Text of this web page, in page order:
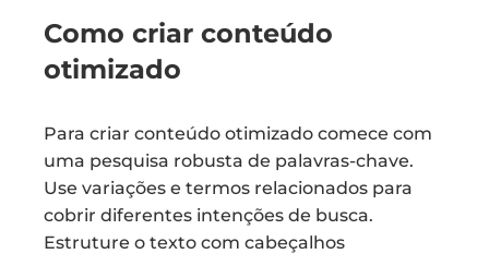
Como criar conteúdo
otimizado
Para criar conteúdo otimizado comece com
uma pesquisa robusta de palavras-chave.
Use variações e termos relacionados para
cobrir diferentes intenções de busca.
Estruture o texto com cabeçalhos